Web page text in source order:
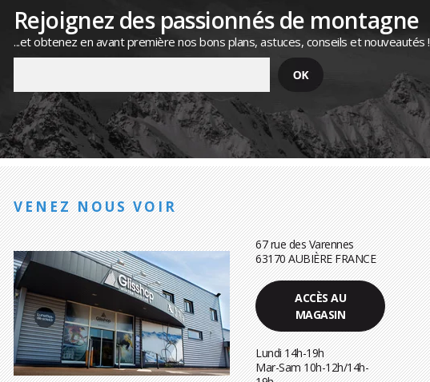
Rejoignez des passionnés de montagne
...et obtenez en avant première nos bons plans, astuces, conseils et nouveautés !
VENEZ NOUS VOIR
67 rue des Varennes
63170 AUBIÈRE FRANCE
ACCÈS AU
MAGASIN
Lundi 14h-19h
Mar-Sam 10h-12h/14h-